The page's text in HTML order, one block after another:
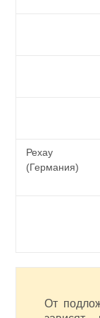
Рехау
(Германия)
От